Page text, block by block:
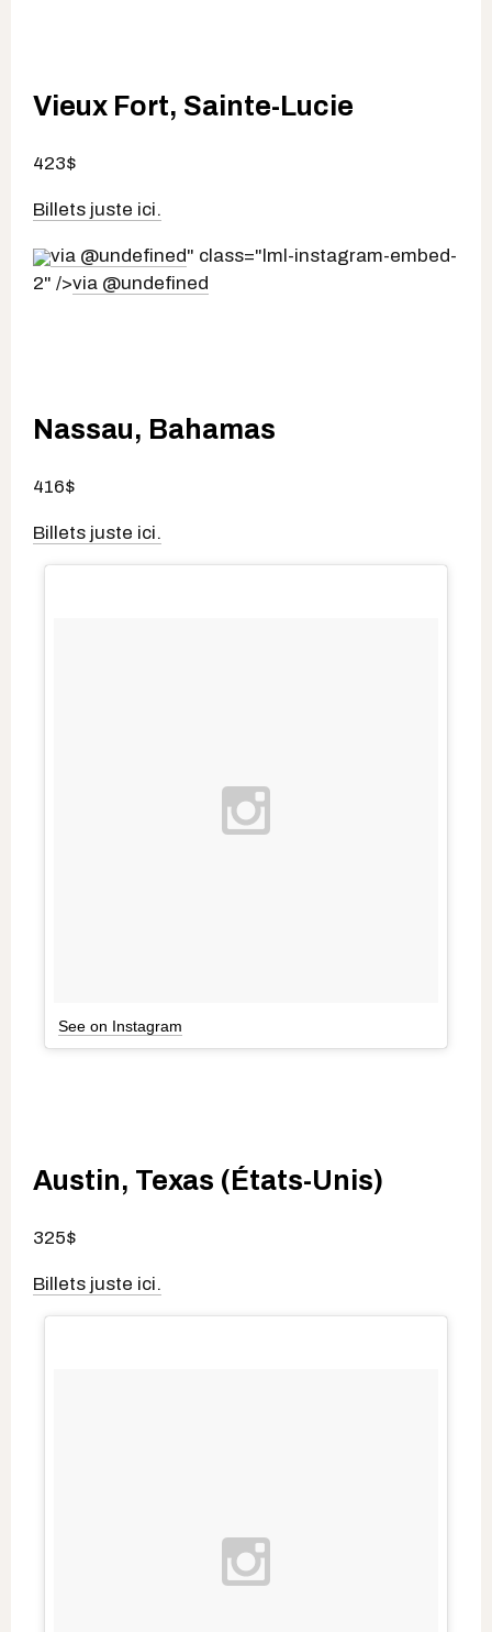
Vieux Fort, Sainte-Lucie
423$
Billets juste ici.
via @undefined" class="lml-instagram-embed-
2" />via @undefined
Nassau, Bahamas
416$
Billets juste ici.
See on Instagram
Austin, Texas (États-Unis)
325$
Billets juste ici.